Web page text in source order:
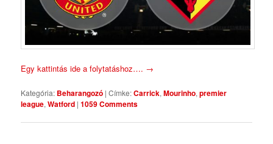
Egy kattintás ide a folytatáshoz…. →
Kategória: Beharangozó |Címke:Carrick,Mourinho,premier
league,Watford |1059 Comments